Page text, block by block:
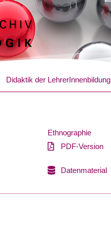
Didaktik der LehrerInnenbildung
Ethnographie
PDF-Version
Datenmaterial